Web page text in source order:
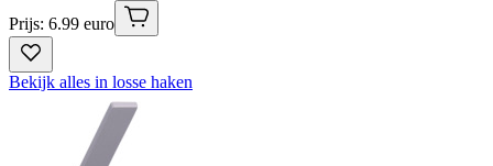
Prijs: 6.99 euro
Bekijk alles in losse haken